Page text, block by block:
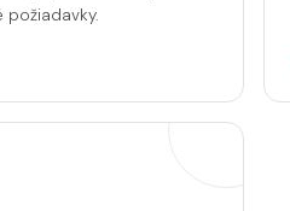
požiadavky.